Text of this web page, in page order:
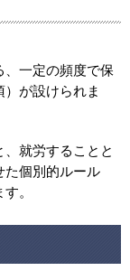
一定の頻度で保
が設けられま
就労することと
た個別的ルール
。